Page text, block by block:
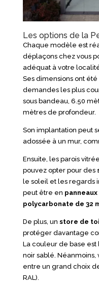
Les options de la
Chaque modèle est
déplaçons chez vous
adéquat à votre
Ses dimensions ont
demandes les plus
sous bandeau, 6.50
mètres de profondeur.
Son implantation peut
adossée à un mur,
Ensuite, les parois
pouvez opter pour des
le soleil et les regards
peut être en panneaux
polycarbonate de 32
De plus, un store de
protéger davantage
La couleur de base est
noir sablé. Néanmoins,
entre un grand choix
RAL).